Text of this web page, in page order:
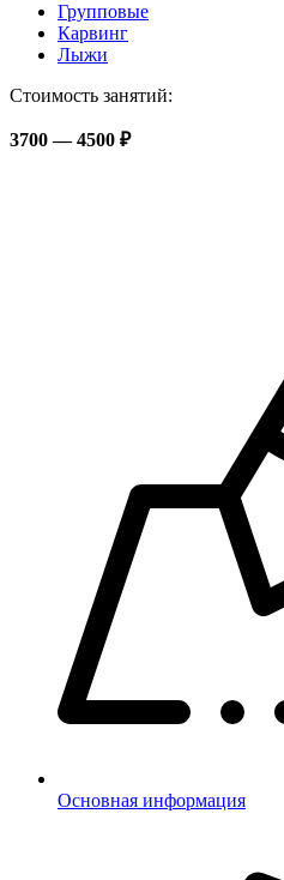
Групповые
Карвинг
Лыжи
Стоимость занятий:
3700 — 4500 ₽
Основная информация